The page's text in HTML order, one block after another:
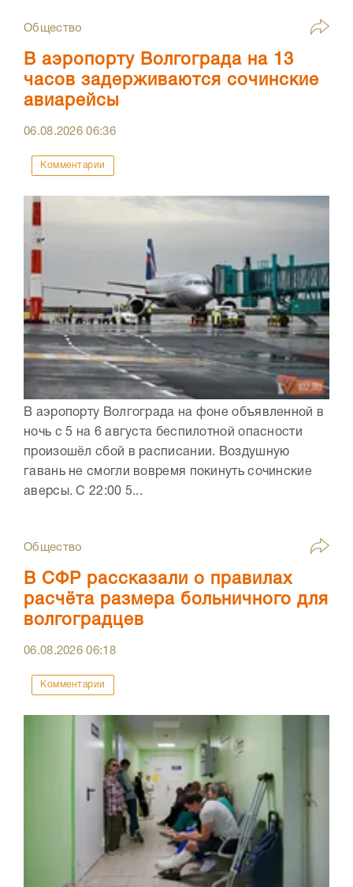
Общество
В аэропорту Волгограда на 13
часов задерживаются сочинские
авиарейсы
06.08.202606:36
Комментарии
В аэропорту Волгограда на фоне объявленной в
ночь с 5 на 6 августа беспилотной опасности
произошёл сбой в расписании. Воздушную
гавань не смогли вовремя покинуть сочинские
аверсы. С 22:00 5...
Общество
В СФР рассказали о правилах
расчёта размера больничного для
волгоградцев
06.08.202606:18
Комментарии